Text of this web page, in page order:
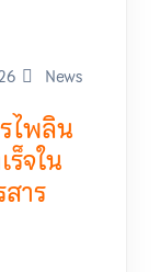
News
ไพลิน
จใน
าร